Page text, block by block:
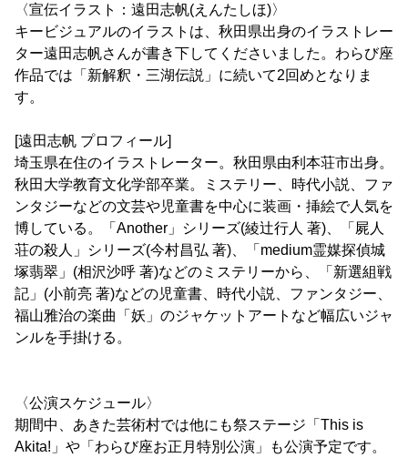
〈宣伝イラスト：遠田志帆(えんたしほ)〉
キービジュアルのイラストは、秋田県出身のイラストレー
ター遠田志帆さんが書き下してくださいました。わらび座
作品では「新解釈・三湖伝説」に続いて2回めとなりま
す。
[遠田志帆 プロフィール]
埼玉県在住のイラストレーター。秋田県由利本荘市出身。
秋田大学教育文化学部卒業。ミステリー、時代小説、ファ
ンタジーなどの文芸や児童書を中心に装画・挿絵で人気を
博している。「Another」シリーズ(綾辻行人 著)、「屍人
荘の殺人」シリーズ(今村昌弘 著)、「medium霊媒探偵城
塚翡翠」(相沢沙呼 著)などのミステリーから、「新選組戦
記」(小前亮 著)などの児童書、時代小説、ファンタジー、
福山雅治の楽曲「妖」のジャケットアートなど幅広いジャ
ンルを手掛ける。
〈公演スケジュール〉
期間中、あきた芸術村では他にも祭ステージ「This is
Akita!」や「わらび座お正月特別公演」も公演予定です。